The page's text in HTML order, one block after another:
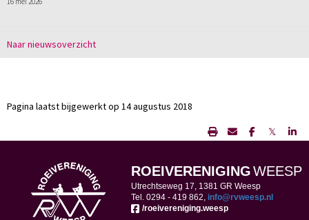
Naar nieuwsoverzicht
Pagina laatst bijgewerkt op 14 augustus 2018
𝕏
ROEIVERENIGINGWEESP
Utrechtseweg 17, 1381 GR Weesp
Tel. 0294 - 419 862, ofni@rvweesp.nl
/roeivereniging.weesp